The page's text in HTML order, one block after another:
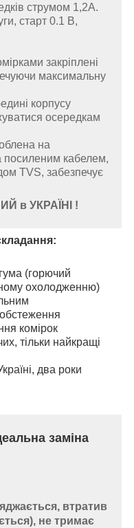
струмом 1,2А.
старт 0.1 В,
закріплені
максимальну
корпусу
осередкам
на
кабелем,
TVS, забезпечує
в УКРАЇНІ !
(горючий
охолодженню)
комірок
тільки найкращі
два роки
заміна
втратив
не тримає